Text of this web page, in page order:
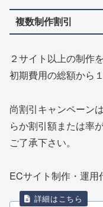
複数制作割引
２サイト以上の制作
初期費用の総額から
尚割引キャンペーン
らか割引額または率
ご了承下さい。
ECサイト制作・運用